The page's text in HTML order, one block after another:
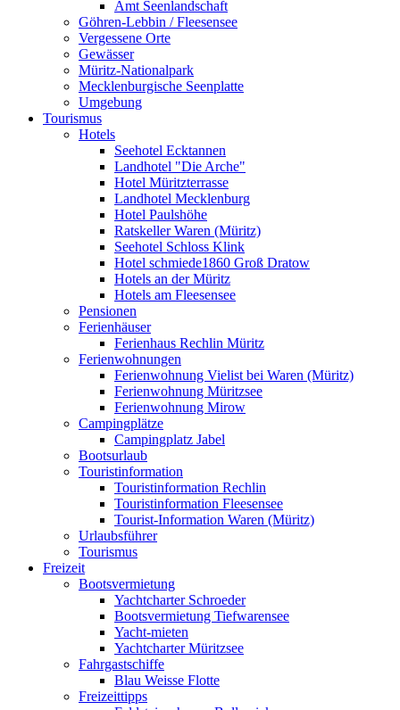
Amt Seenlandschaft
Göhren-Lebbin / Fleesensee
Vergessene Orte
Gewässer
Müritz-Nationalpark
Mecklenburgische Seenplatte
Umgebung
Tourismus
Hotels
Seehotel Ecktannen
Landhotel "Die Arche"
Hotel Müritzterrasse
Landhotel Mecklenburg
Hotel Paulshöhe
Ratskeller Waren (Müritz)
Seehotel Schloss Klink
Hotel schmiede1860 Groß Dratow
Hotels an der Müritz
Hotels am Fleesensee
Pensionen
Ferienhäuser
Ferienhaus Rechlin Müritz
Ferienwohnungen
Ferienwohnung Vielist bei Waren (Müritz)
Ferienwohnung Müritzsee
Ferienwohnung Mirow
Campingplätze
Campingplatz Jabel
Bootsurlaub
Touristinformation
Touristinformation Rechlin
Touristinformation Fleesensee
Tourist-Information Waren (Müritz)
Urlaubsführer
Tourismus
Freizeit
Bootsvermietung
Yachtcharter Schroeder
Bootsvermietung Tiefwarensee
Yacht-mieten
Yachtcharter Müritzsee
Fahrgastschiffe
Blau Weisse Flotte
Freizeittipps